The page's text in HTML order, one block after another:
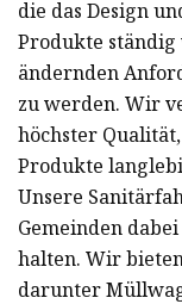
die das Design
Produkte ständig
ändernden
zu werden. Wir
höchster
Produkte
Unsere
Gemeinden
halten. Wir
darunter